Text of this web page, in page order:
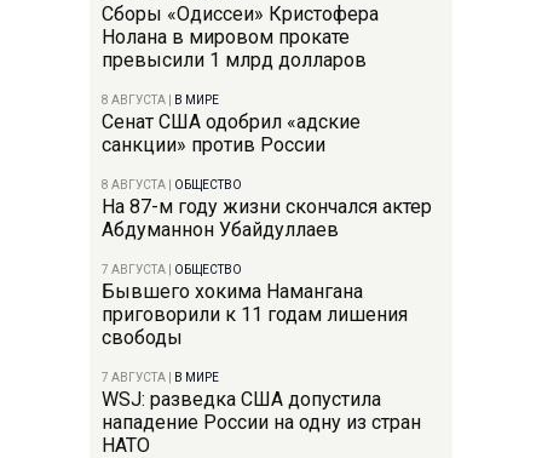
Сборы «Одиссеи» Кристофера
Нолана в мировом прокате
превысили 1 млрд долларов
8 АВГУСТА В МИРЕ
Сенат США одобрил «адские
санкции» против России
8 АВГУСТА ОБЩЕСТВО
На 87-м году жизни скончался актер
Абдуманнон Убайдуллаев
7 АВГУСТА ОБЩЕСТВО
Бывшего хокима Намангана
приговорили к 11 годам лишения
свободы
7 АВГУСТА В МИРЕ
WSJ: разведка США допустила
нападение России на одну из стран
НАТО